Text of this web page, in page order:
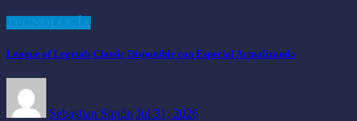
League of Legends Classic Disponible con Especial Actualizando
Sebastian Sipión Jul 31, 2026